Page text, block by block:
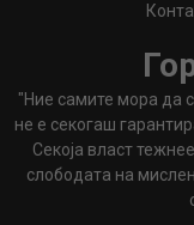
"Ние самите мора да
не е секогаш
Секоја власт
слободата на